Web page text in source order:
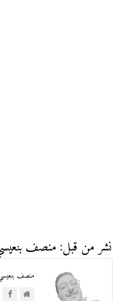
نشر من قبل: منصف
منصف بنعيسي